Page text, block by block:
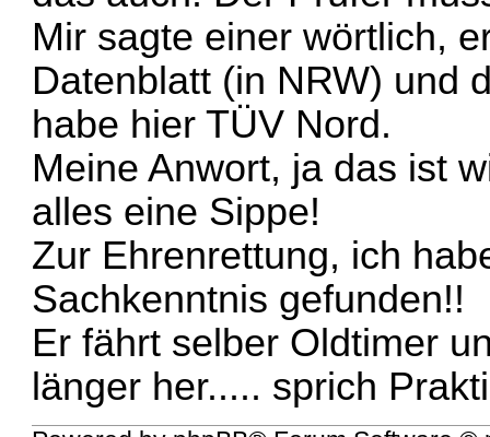
Mir sagte einer wörtlich,
Datenblatt (in NRW) und
habe hier TÜV Nord.
Meine Anwort, ja das ist
alles eine Sippe!
Zur Ehrenrettung, ich
Sachkenntnis gefunden!!
Er fährt selber Oldtimer
länger her..... sprich